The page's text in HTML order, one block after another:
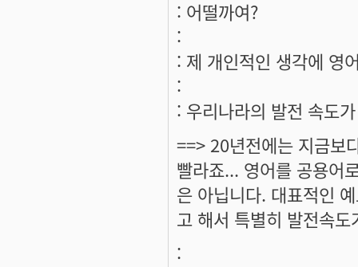
: 어떨까여?
:
: 제 개인적인 생각에 영
:
: 우리나라의 발전 속도
==> 20년전에는 지금보
빨라죠... 영어를 공용어
은 아닙니다. 대표적인
고 해서 특별히 발전속
: